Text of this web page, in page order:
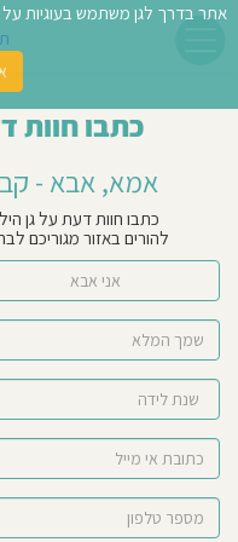
כתבו חוות
אמא, אבא -
כתבו חוות דעת על גן
להורים באזור מגוריכם
אני אבא
אתר בדרך לגן משתמש בעוגיות